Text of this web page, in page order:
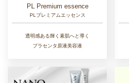
PL Premium essence
PLプレミアムエッセンス
透明感ある輝く素肌へと導く
プラセンタ原液美容液